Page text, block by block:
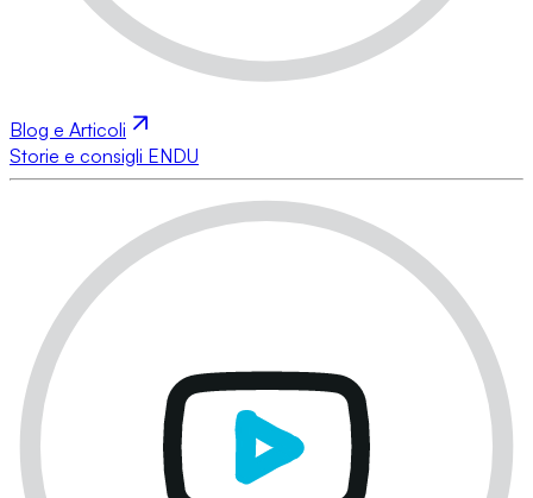
Blog e Articoli
Storie e consigli ENDU